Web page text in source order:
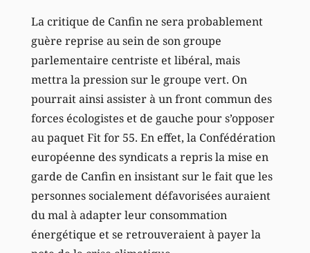
La critique de Canfin ne sera probablement
guère reprise au sein de son groupe
parlementaire centriste et libéral, mais
mettra la pression sur le groupe vert. On
pourrait ainsi assister à un front commun des
forces écologistes et de gauche pour s’opposer
au paquet Fit for 55. En effet, la Confédération
européenne des syndicats a repris la mise en
garde de Canfin en insistant sur le fait que les
personnes socialement défavorisées auraient
du mal à adapter leur consommation
énergétique et se retrouveraient à payer la